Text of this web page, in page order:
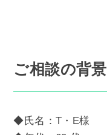
ご相談の背景
◆氏名：T・E様